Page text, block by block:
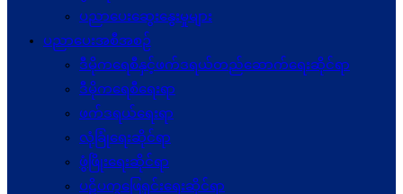
ပညာပေးဆွေးနွေးမှုများ
ပညာပေးအစီအစဉ်
ဒီမိုကရေစီနှင့်ဖက်ဒရယ်တည်ဆောက်ရေးဆိုင်ရာ
ဒီမိုကရေစီရေးရာ
ဖက်ဒရယ်ရေးရာ
လုံခြုံရေးဆိုင်ရာ
ဖွံဖြိုးရေးဆိုင်ရာ
ပဋိပက္ခ‌ဖြေရှင်းရေးဆိုင်ရာ